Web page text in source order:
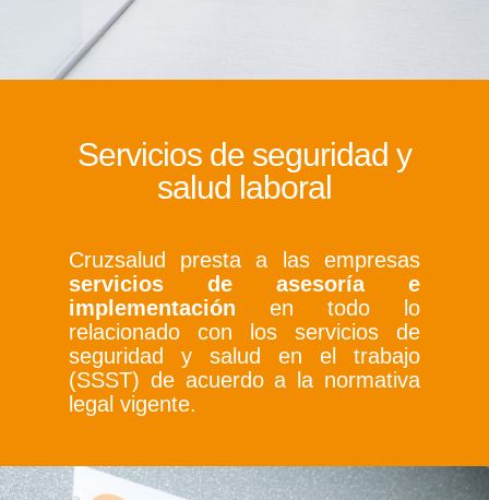
Servicios de seguridad y
salud laboral
Cruzsalud presta a las empresas
servicios de asesoría e
implementación en todo lo
relacionado con los servicios de
seguridad y salud en el trabajo
(SSST) de acuerdo a la normativa
legal vigente.